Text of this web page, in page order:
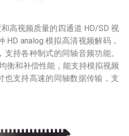
高视频质量的四通道 HD/SD 视
HD analog 模拟高清视频解码，
持各种制式的同轴音频功能。
衡和补偿性能，能支持模拟视频
也支持高速的同轴数据传输，支